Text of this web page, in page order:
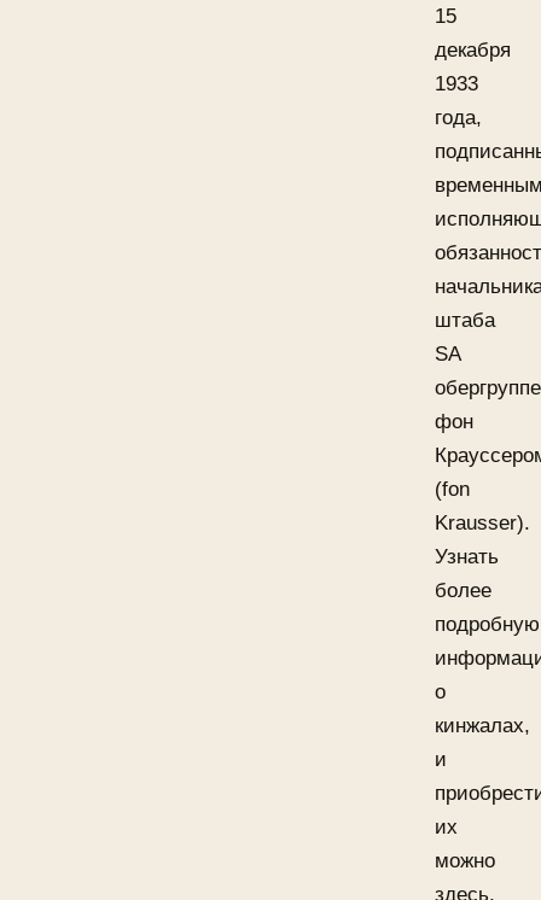
15
декабря
1933
года,
штаба
SA
фон
(fon
Krausser).
Узнать
более
подробную
о
кинжалах,
и
их
можно
здесь.